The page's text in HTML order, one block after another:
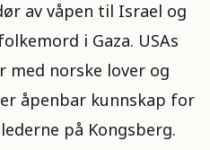
av våpen til Israel og
i Gaza. USAs
norske lover og
åpenbar kunnskap for
på Kongsberg.